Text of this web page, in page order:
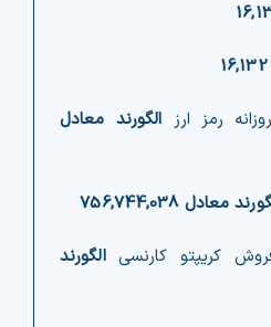
16,132
رمز ارز الگورند معادل
معادل756,744,038
کریپتو کارنسیالگورند